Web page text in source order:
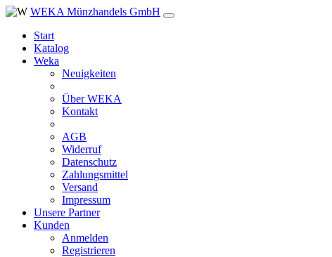
WEKA Münzhandels GmbH
Start
Katalog
Weka
Neuigkeiten
Über WEKA
Kontakt
AGB
Widerruf
Datenschutz
Zahlungsmittel
Versand
Impressum
Unsere Partner
Kunden
Anmelden
Registrieren